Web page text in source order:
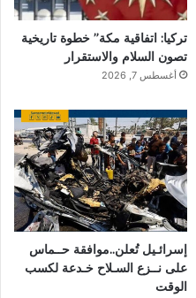
تركيا: اتفاقية مكة” خطوة تاريخية
تصون السلام والاستقرار
أغسطس 7, 2026
إسرائـيل تُعلن..موافقة حــماس
على نــزع السـلاح خـدعة لكسب
الوقت